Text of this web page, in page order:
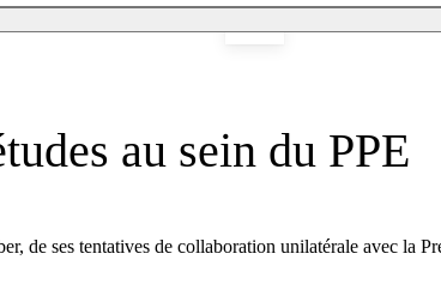
au sein du PPE
de ses tentatives de collaboration unilatérale avec la